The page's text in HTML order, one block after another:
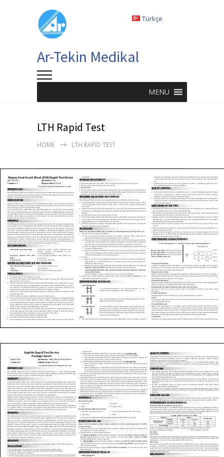
Ar-Tekin Medikal
Türkçe
MENU
LTH Rapid Test
HOME LTH RAPID TEST